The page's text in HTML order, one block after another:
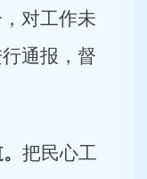
对工作未
通报，督
把民心工